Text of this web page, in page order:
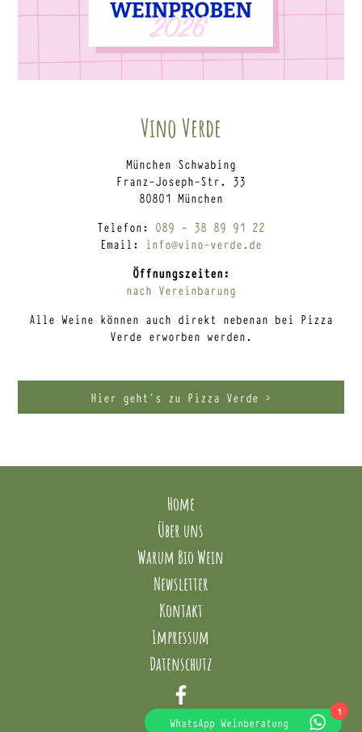
Vino Verde
München Schwabing
Franz-Joseph-Str. 33
80801 München
Telefon: 089 – 38 89 91 22
Email: info@vino-verde.de
Öffnungszeiten:
nach Vereinbarung
Alle Weine können auch direkt nebenan bei Pizza
Verde erworben werden.
Hier geht’s zu Pizza Verde >
Home
Über uns
Warum Bio Wein
Newsletter
Kontakt
Impressum
Datenschutz
1
WhatsApp Weinberatung